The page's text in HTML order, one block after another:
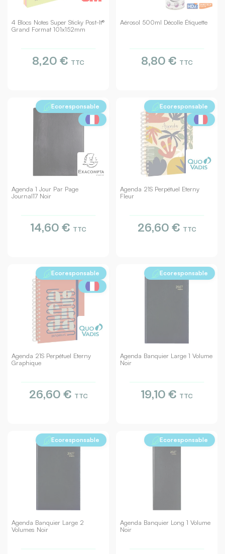
4 Blocs Notes Super Sticky Post-It®
Grand Format 101x152mm
8,20 € TTC
Aérosol 500ml Décolle Étiquette
8,80 € TTC
Agenda 1 Jour Par Page
Journal17 Noir
Ecoresponsable
14,60 € TTC
Agenda 21S Perpétuel Eterny
Fleur
Ecoresponsable
26,60 € TTC
Agenda 21S Perpétuel Eterny
Graphique
Ecoresponsable
26,60 € TTC
Agenda Banquier Large 1 Volume
Noir
Ecoresponsable
19,10 € TTC
Agenda Banquier Large 2
Volumes Noir
Ecoresponsable
Agenda Banquier Long 1 Volume
Noir
Ecoresponsable